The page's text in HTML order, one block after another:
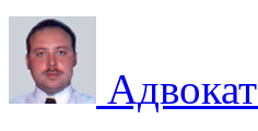
Адвокат